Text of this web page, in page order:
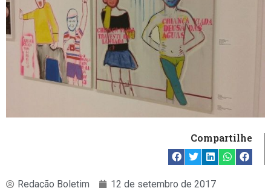
Compartilhe
Redação Boletim 12 de setembro de 2017